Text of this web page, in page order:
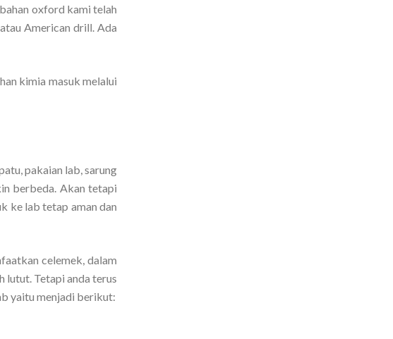
oxford kami telah
American drill. Ada
kimia masuk melalui
pakaian lab, sarung
berbeda. Akan tetapi
ke lab tetap aman dan
celemek, dalam
lutut. Tetapi anda terus
yaitu menjadi berikut: